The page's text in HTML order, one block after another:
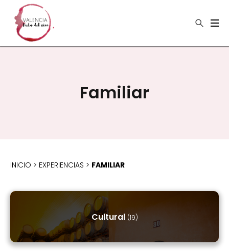
Familiar
INICIO > EXPERIENCIAS > FAMILIAR
Cultural (19)